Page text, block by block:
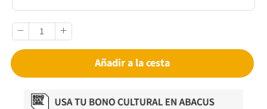
Añadir a la cesta